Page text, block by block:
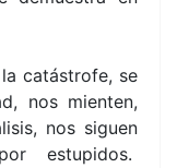
catástrofe, se
nos mienten,
nos siguen
estupidos.